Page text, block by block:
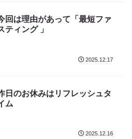
回は理由があって「最短ファ
ティング 」
2025.12.17
日のお休みはリフレッシュタ
ム
2025.12.16